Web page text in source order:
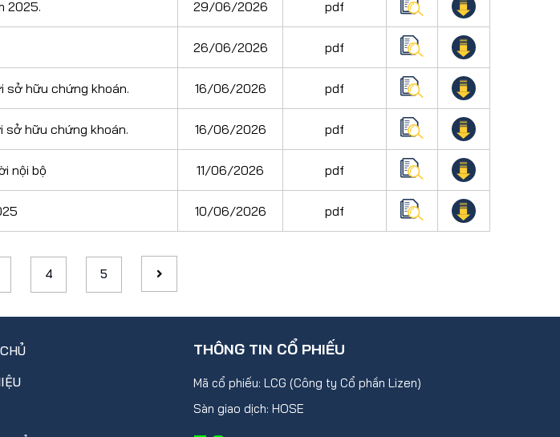
2025. 29/06/2026 pdf
26/06/2026 pdf
sở hữu chứng khoán. 16/06/2026 pdf
sở hữu chứng khoán. 16/06/2026 pdf
nội bộ 11/06/2026 pdf
10/06/2026 pdf
4 5
THÔNG TIN CỔ PHIẾU
Mã cổ phiếu: LCG (Công ty Cổ phần Lizen)
Sàn giao dịch: HOSE